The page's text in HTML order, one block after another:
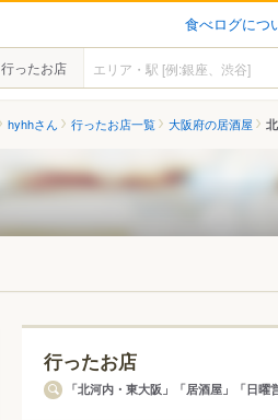
食べログにつ
行ったお店
hyhhさん 行ったお店一覧 大阪府の居酒屋
エリアから探す
行ったお店
「北河内・東大阪」「居酒屋」「日曜